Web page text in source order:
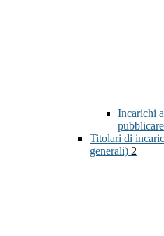
Incarichi
Titolari di
generali) 2